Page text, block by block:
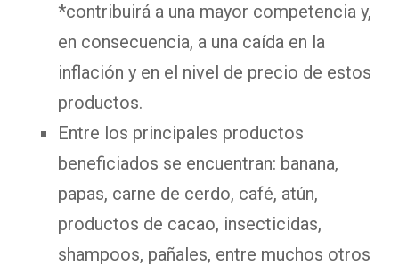
*contribuirá a una mayor competencia y,
en consecuencia, a una caída en la
inflación y en el nivel de precio de estos
productos.
Entre los principales productos
beneficiados se encuentran: banana,
papas, carne de cerdo, café, atún,
productos de cacao, insecticidas,
shampoos, pañales, entre muchos otros